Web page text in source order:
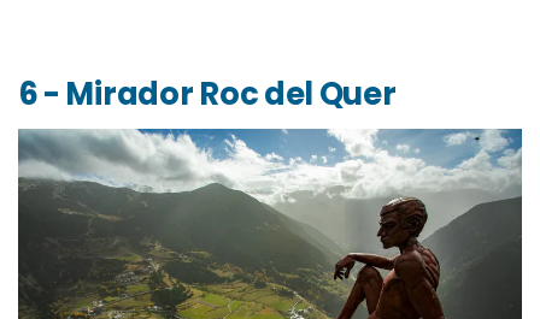
6 - Mirador Roc del Quer